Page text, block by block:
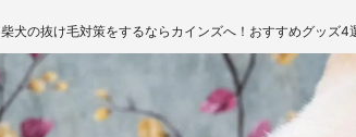
柴犬の抜け毛対策をするならカインズへ！おすすめグッズ4